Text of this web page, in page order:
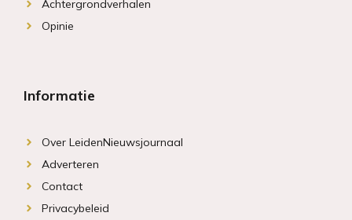
Achtergrondverhalen
Opinie
Informatie
Over LeidenNieuwsjournaal
Adverteren
Contact
Privacybeleid